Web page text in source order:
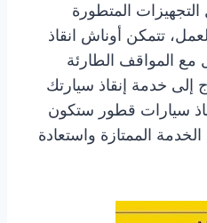
المتطورة
تتمكن أوناش انقاذ
المواقف الطارئة
إلى خدمة إنقاذ سيارتك
سيارات قطور ستكون
الممتازة واستعادة